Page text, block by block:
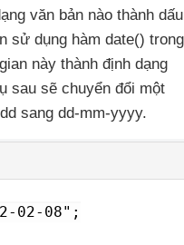
văn bản nào thành dấu
sử dụng hàm date() trong
này thành định dạng
sau sẽ chuyển đổi một
sang dd-mm-yyyy.
02-08";